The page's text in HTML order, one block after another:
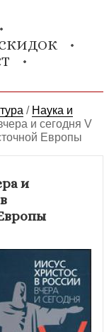
/ Наука и
и сегодня V
Европы
и